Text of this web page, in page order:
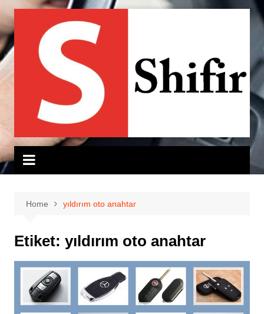
Skip
to
content
Home yıldırım oto anahtar
Etiket: yıldırım oto anahtar